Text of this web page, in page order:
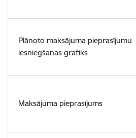
Plānoto maksājuma pieprasījumu
iesniegšanas grafiks
Maksājuma pieprasījums